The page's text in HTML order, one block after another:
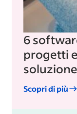
6
progetti
Scopri di più